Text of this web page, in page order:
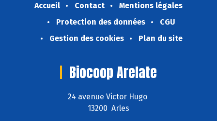
Accueil Contact
Mentions légales
Protection des données
CGU
Gestion des cookies
Plan du site
Biocoop Arelate
24 avenue Victor Hugo
13200 Arles